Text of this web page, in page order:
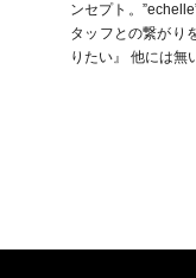
ンセプト。
タッフとの繋がり
りたい』 他には無